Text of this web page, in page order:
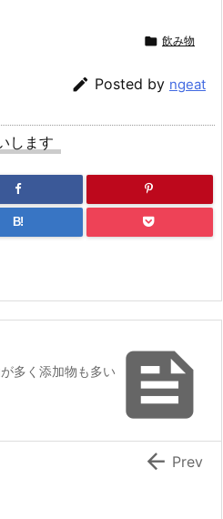
 飲み物
 Posted by ngeat
します
B!

多く添加物も多い
 Prev